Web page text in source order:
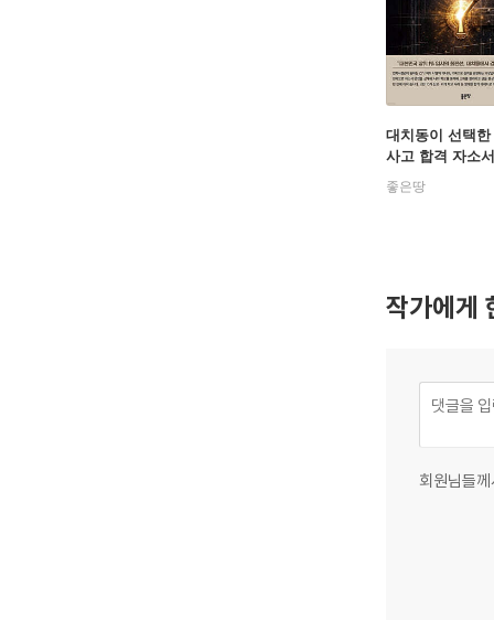
대치동이 선택한
사고 합격 자소서
좋은땅
작가에게
회원님들